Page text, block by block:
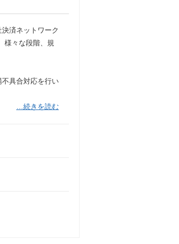
済ネットワーク
様々な段階、規
具合対応を行い
…続きを読む